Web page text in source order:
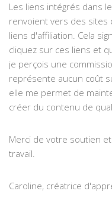
Les liens intégrés dans
renvoient vers des sites
liens d'affiliation. Cela
cliquez sur ces liens et
je perçois une
représente aucun coût
elle me permet de
créer du contenu de
Merci de votre soutien
travail.
Caroline, créatrice